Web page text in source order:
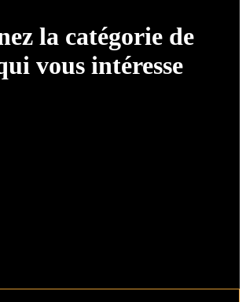
la catégorie de
vous intéresse